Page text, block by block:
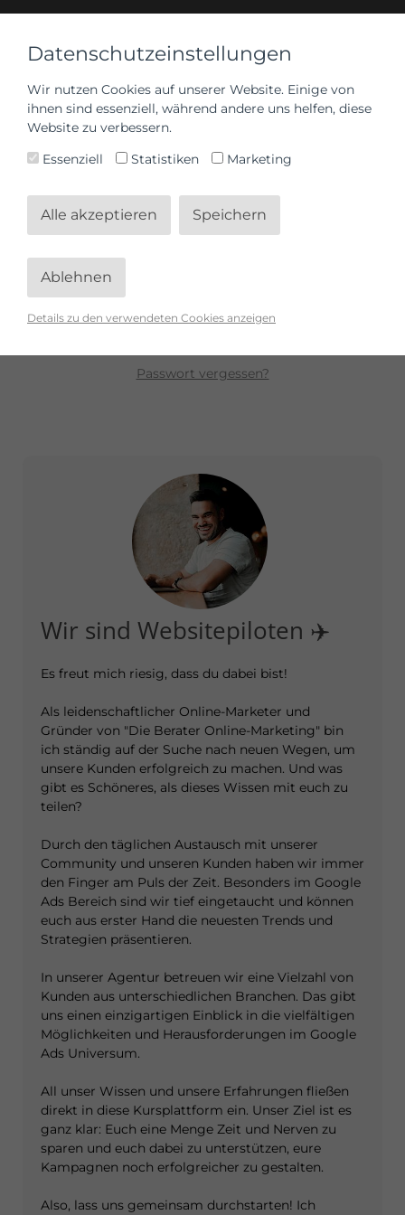
Datenschutzeinstellungen
Wir nutzen Cookies auf unserer Website. Einige von
ihnen sind essenziell, während andere uns helfen, diese
Website zu verbessern.
Essenziell
Statistiken Marketing
Alle akzeptieren Speichern
Ablehnen
Details zu den verwendeten Cookies anzeigen
Anmelden
Passwort vergessen?
Wir sind Websitepiloten ✈️
Es freut mich riesig, dass du dabei bist!
Als leidenschaftlicher Online-Marketer und
Gründer von "Die Berater Online-Marketing" bin
ich ständig auf der Suche nach neuen Wegen, um
unsere Kunden erfolgreich zu machen. Und was
gibt es Schöneres, als dieses Wissen mit euch zu
teilen?
Durch den täglichen Austausch mit unserer
Community und unseren Kunden haben wir immer
den Finger am Puls der Zeit. Besonders im Google
Ads Bereich sind wir tief eingetaucht und können
euch aus erster Hand die neuesten Trends und
Strategien präsentieren.
In unserer Agentur betreuen wir eine Vielzahl von
Kunden aus unterschiedlichen Branchen. Das gibt
uns einen einzigartigen Einblick in die vielfältigen
Möglichkeiten und Herausforderungen im Google
Ads Universum.
All unser Wissen und unsere Erfahrungen fließen
direkt in diese Kursplattform ein. Unser Ziel ist es
ganz klar: Euch eine Menge Zeit und Nerven zu
sparen und euch dabei zu unterstützen, eure
Kampagnen noch erfolgreicher zu gestalten.
Also, lass uns gemeinsam durchstarten! Ich